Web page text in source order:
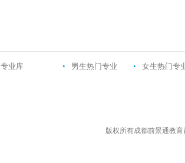
专业库 • 男生热门专业 • 女生热门专
版权所有成都前景通教